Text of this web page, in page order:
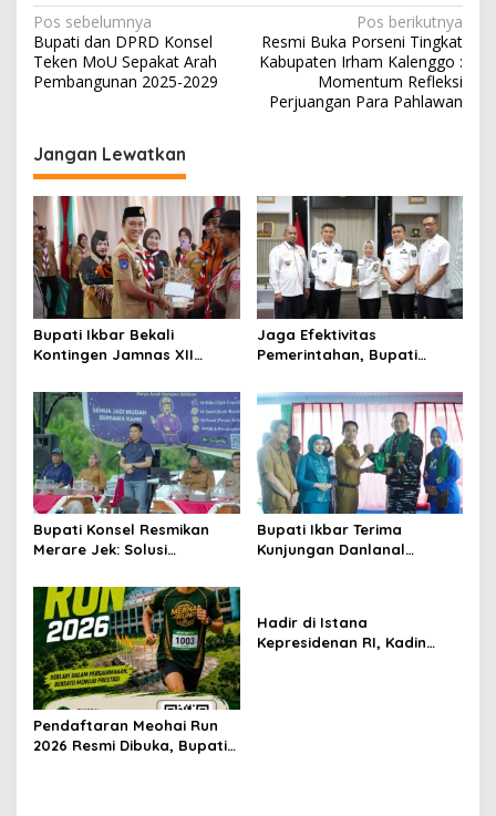
Navigasi
pos
Pos sebelumnya
Bupati dan DPRD Konsel
Teken MoU Sepakat Arah
Pembangunan 2025-2029
Pos berikutnya
Resmi Buka Porseni Tingkat
Kabupaten Irham Kalenggo :
Momentum Refleksi
Perjuangan Para Pahlawan
Jangan Lewatkan
Bupati Ikbar Bekali
Kontingen Jamnas XII
Kepemimpinan Dan
Nasionalisme
Jaga Efektivitas
Pemerintahan, Bupati
Tunjuk Narlian Jadi Plh
Sekda
Bupati Konsel Resmikan
Merare Jek: Solusi
Lokal
Bupati Ikbar Terima
Kunjungan Danlanal
Konawe Utara
Pendaftaran Meohai Run
2026 Resmi Dibuka, Bupati
Hadir di Istana
Kepresidenan RI, Kadin